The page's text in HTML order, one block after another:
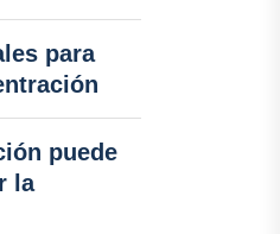
para
puede
la